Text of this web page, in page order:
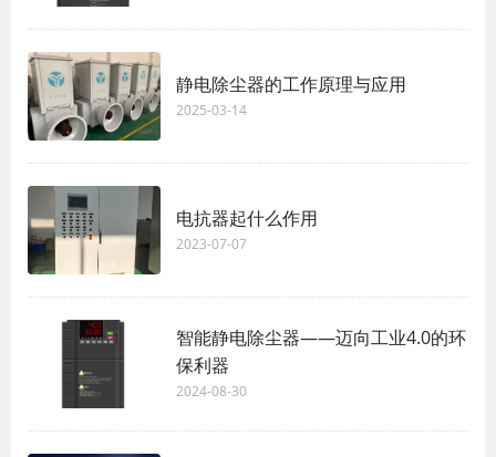
静电除尘器的工作原理与应用
2025-03-14
电抗器起什么作用
2023-07-07
智能静电除尘器——迈向工业4.0的环
保利器
2024-08-30